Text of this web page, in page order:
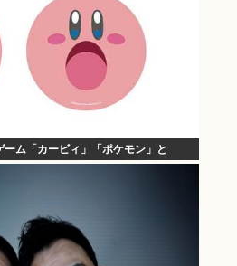
ム「カービィ」「ポケモン」と